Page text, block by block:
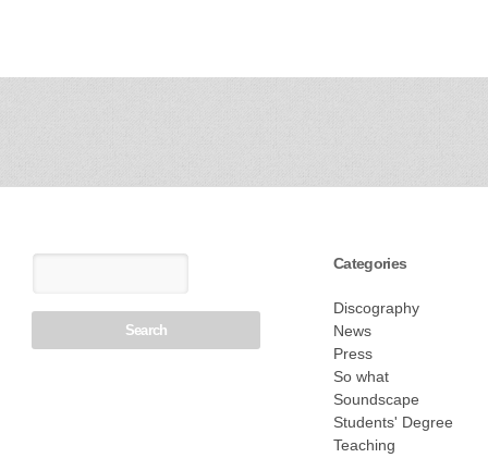
Categories
Discography
News
Press
So what
Soundscape
Students' Degree
Teaching